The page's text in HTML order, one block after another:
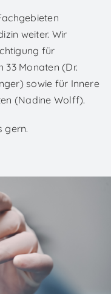
weiter. Wir
für
Monaten (Dr.
sowie für Innere
(Nadine Wolff).
gern.